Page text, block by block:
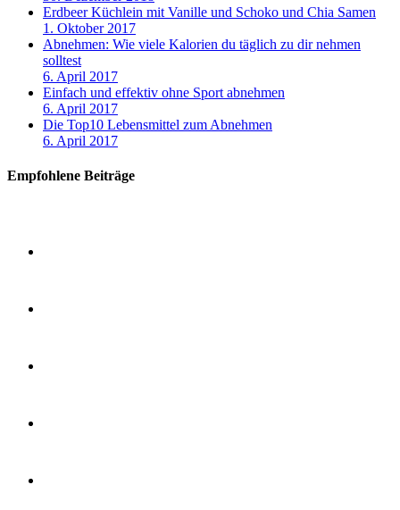
Erdbeer Küchlein mit Vanille und Schoko und Chia Samen
1. Oktober 2017
Abnehmen: Wie viele Kalorien du täglich zu dir nehmen
solltest
6. April 2017
Einfach und effektiv ohne Sport abnehmen
6. April 2017
Die Top10 Lebensmittel zum Abnehmen
6. April 2017
Empfohlene Beiträge